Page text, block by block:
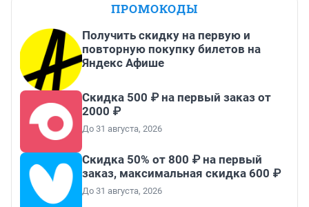
ПРОМОКОДЫ
Получить скидку на первую и
повторную покупку билетов на
Яндекс Афише
Скидка 500 ₽ на первый заказ от
2000 ₽
До 31 августа, 2026
Скидка 50% от 800 ₽ на первый
заказ, максимальная скидка 600 ₽
До 31 августа, 2026